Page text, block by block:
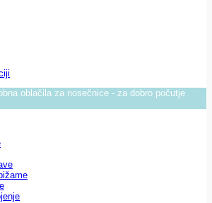
oblačila za nosečnice - za dobro počutje